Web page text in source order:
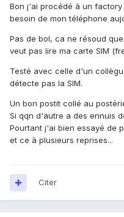
Bon j'ai procédé à un
besoin de mon téléphone
Pas de bol, ca ne résoud
veut pas lire ma carte SIM
Testé avec celle d'un
détecte pas la SIM.
Un bon postit collé au
Si qqn d'autre a des ennuis
Pourtant j'ai bien essayé de
et ce à plusieurs reprises...
Citer